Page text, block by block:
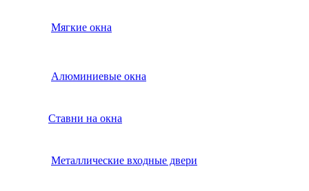
Мягкие окна
Алюминиевые окна
Ставни на окна
Металлические входные двери